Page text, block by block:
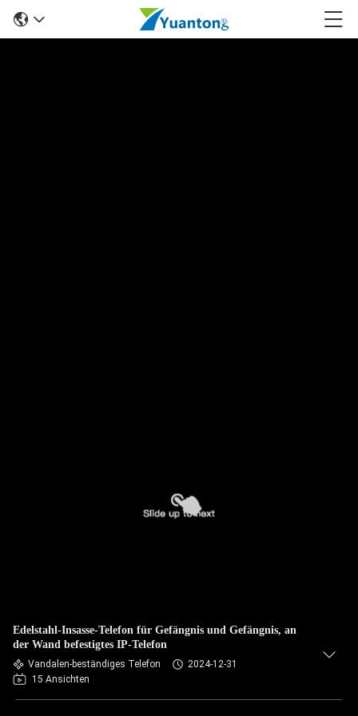
Edelstahl-Insasse-Telefon für Gefängnis und Gefängnis, an
der Wand befestigtes IP-Telefon
Vandalen-beständiges Telefon
2024-12-31
15 Ansichten